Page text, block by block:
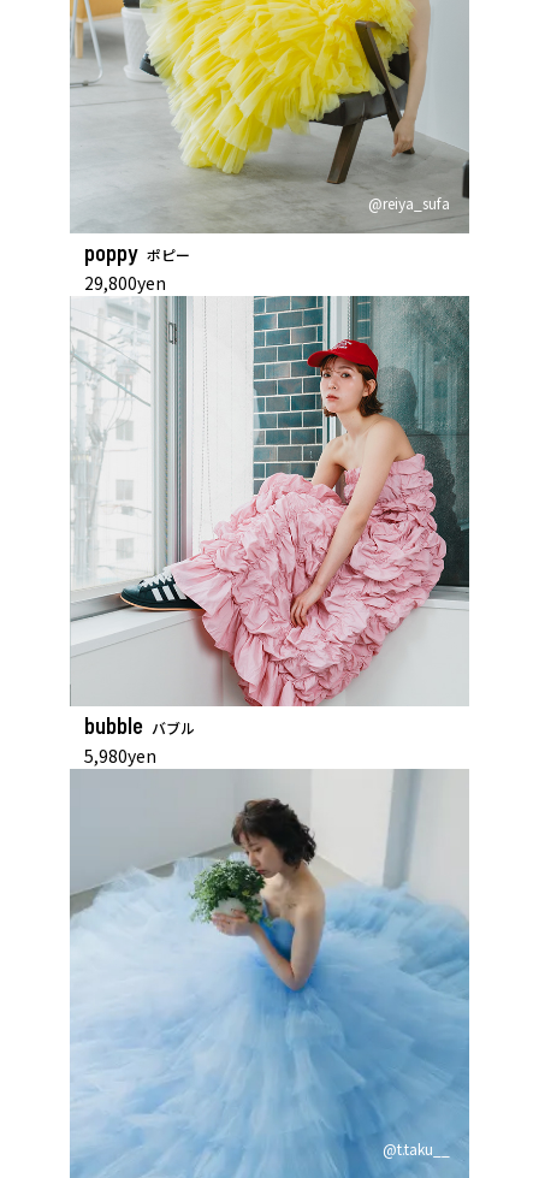
@reiya_sufa
poppy ポピー
29,800yen
bubble バブル
5,980yen
@t.taku__